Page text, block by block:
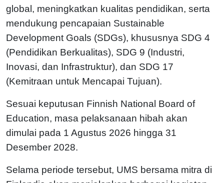
global, meningkatkan kualitas pendidikan, serta
mendukung pencapaian Sustainable
Development Goals (SDGs), khususnya SDG 4
(Pendidikan Berkualitas), SDG 9 (Industri,
Inovasi, dan Infrastruktur), dan SDG 17
(Kemitraan untuk Mencapai Tujuan).
Sesuai keputusan Finnish National Board of
Education, masa pelaksanaan hibah akan
dimulai pada 1 Agustus 2026 hingga 31
Desember 2028.
Selama periode tersebut, UMS bersama mitra di